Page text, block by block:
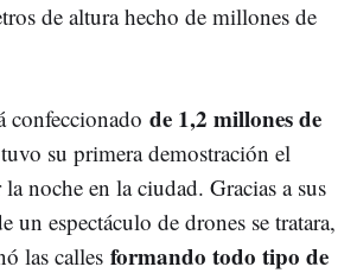
de altura hecho de millones de
confeccionado de 1,2 millones de
tuvo su primera demostración el
noche en la ciudad. Gracias a sus
un espectáculo de drones se tratara,
las calles formando todo tipo de